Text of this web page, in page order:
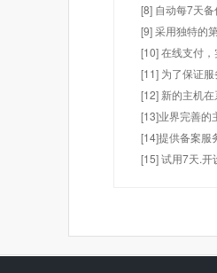
[8] 自动每7天
[9] 采用独特的
[10] 在线支付
[11] 为了保证
[12] 新的主机
[13]业界完善的
[14]提供备案服
[15] 试用7天.开